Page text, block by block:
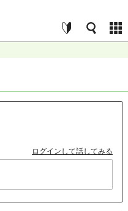
ログインして話してみる